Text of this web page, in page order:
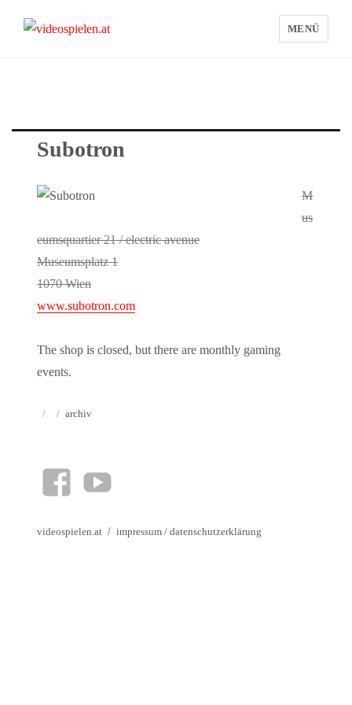
MENÜ
Subotron
M
us
eumsquartier 21 / electric avenue
Museumsplatz 1
1070 Wien
www.subotron.com
The shop is closed, but there are monthly gaming
events.
AutorVeröffentlicht
Kategorien
archiv
facebookYouTube
videospielen.at impressum /datenschutzerklärung